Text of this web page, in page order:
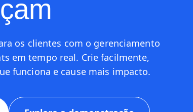
os clientes com o gerenciamento
em tempo real. Crie facilmente,
funciona e cause mais impacto.